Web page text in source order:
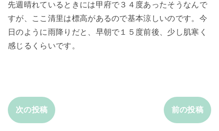
先週晴れているときには甲府で３４度あったそうなんで
すが、ここ清里は標高があるので基本涼しいのです。今
日のように雨降りだと、早朝で１５度前後、少し肌寒く
感じるくらいです。
次の投稿 前の投稿